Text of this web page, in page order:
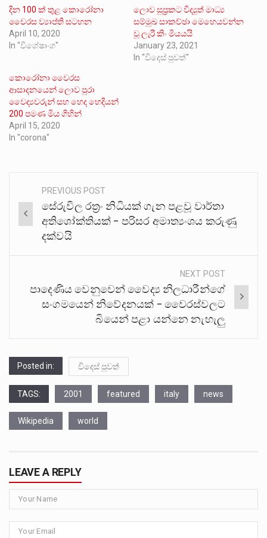
දින 100 ක් තුළ කොරෝනා
වෛරස ව්‍යාප්ති සටහන
April 10, 2020
In "විශේෂාංග"
ලොව සුප්‍රකට විද්‍යුත් මාධ්‍ය
සම්මුඛ සාකච්ඡා මෙහෙයවන්න
වූ ලැරී කිං මියයයි
January 23, 2021
In "විදෙස් පුවත්"
කොරෝනා වෛරස
ආසාදනයෙන් ලොව පුරා
වෛද්‍යවරුන් සහ හෙද හෙදියන්
200 පමණ මිය ගිහින්
April 15, 2020
In "corona"
Post
navigation
PREVIOUS POST
සේරුවිල රත්‍රං නිධියක් ගැන පළවූ වාර්තා
අතිශෝක්තියක් – පරිසර අමාත්‍යංශය කරුණු
දක්වයි
NEXT POST
පාදෙණිය වෙනුවෙන් වෛද්‍ය නිලධාරීන්ගේ
සංගමයෙන් නිවේදනයක් – වෛරස්වලට
බියෙන් පළා යන්නෙ නැහැලු
Posted in: විදෙස් පුවත්
TAGS: 2001 featured italy news
Wikipedia world
LEAVE A REPLY